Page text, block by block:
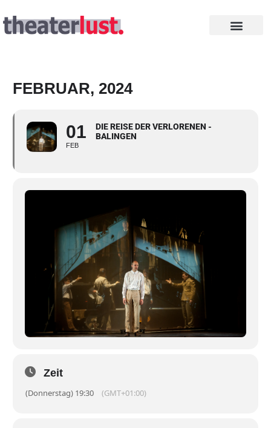
Inhalt
springen
FEBRUAR, 2024
01
FEB
DIE REISE DER VERLORENEN -
BALINGEN
Zeit
(Donnerstag) 19:30 (GMT+01:00)